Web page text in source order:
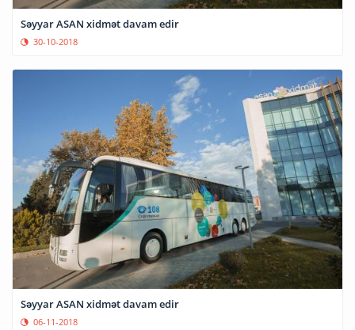
Səyyar ASAN xidmət davam edir
30-10-2018
Səyyar ASAN xidmət davam edir
06-11-2018